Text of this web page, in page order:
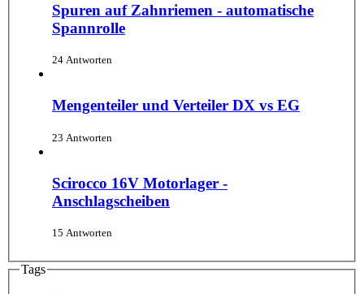
Spuren auf Zahnriemen - automatische
Spannrolle
24 Antworten
Mengenteiler und Verteiler DX vs EG
23 Antworten
Scirocco 16V Motorlager -
Anschlagscheiben
15 Antworten
Tags